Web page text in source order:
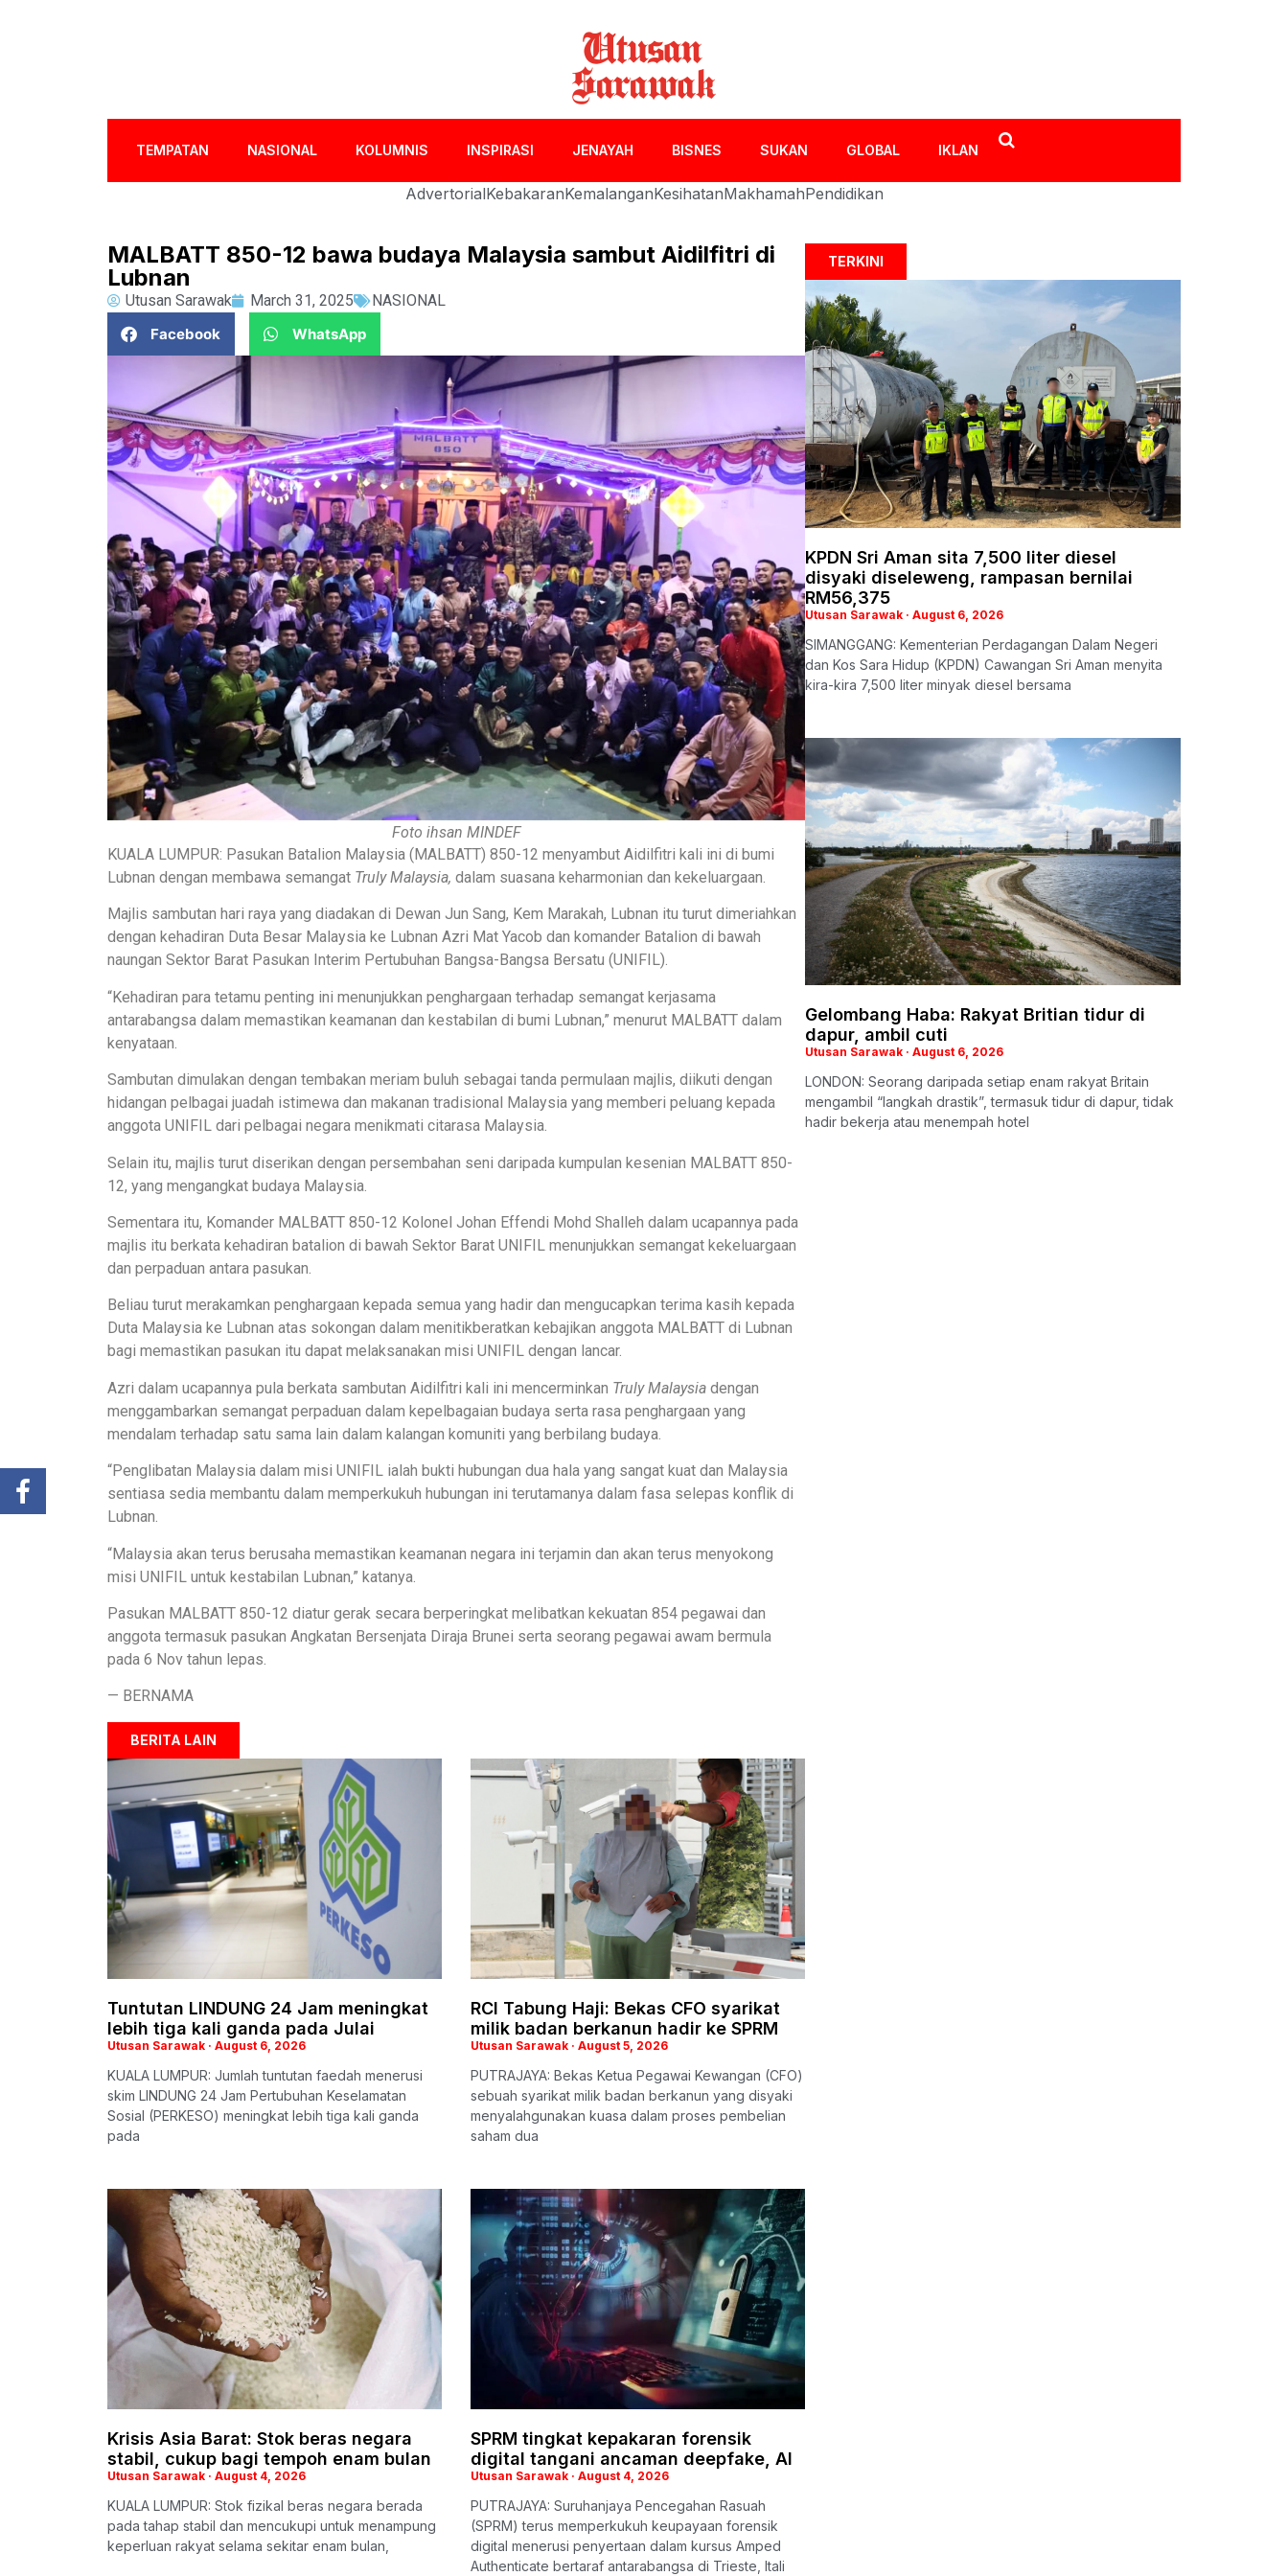
TEMPATAN NASIONAL KOLUMNIS INSPIRASI JENAYAH BISNES SUKAN GLOBAL IKLAN
AdvertorialKebakaranKemalanganKesihatanMakhamahPendidikan
MALBATT 850-12 bawa budaya Malaysia sambut Aidilfitri di
Lubnan
Utusan Sarawak March 31, 2025
NASIONAL
Facebook
WhatsApp
Foto ihsan MINDEF
KUALA LUMPUR: Pasukan Batalion Malaysia (MALBATT) 850-12 menyambut Aidilfitri kali ini di bumi
Lubnan dengan membawa semangat Truly Malaysia, dalam suasana keharmonian dan kekeluargaan.
Majlis sambutan hari raya yang diadakan di Dewan Jun Sang, Kem Marakah, Lubnan itu turut dimeriahkan
dengan kehadiran Duta Besar Malaysia ke Lubnan Azri Mat Yacob dan komander Batalion di bawah
naungan Sektor Barat Pasukan Interim Pertubuhan Bangsa-Bangsa Bersatu (UNIFIL).
“Kehadiran para tetamu penting ini menunjukkan penghargaan terhadap semangat kerjasama
antarabangsa dalam memastikan keamanan dan kestabilan di bumi Lubnan,” menurut MALBATT dalam
kenyataan.
Sambutan dimulakan dengan tembakan meriam buluh sebagai tanda permulaan majlis, diikuti dengan
hidangan pelbagai juadah istimewa dan makanan tradisional Malaysia yang memberi peluang kepada
anggota UNIFIL dari pelbagai negara menikmati citarasa Malaysia.
Selain itu, majlis turut diserikan dengan persembahan seni daripada kumpulan kesenian MALBATT 850-
12, yang mengangkat budaya Malaysia.
Sementara itu, Komander MALBATT 850-12 Kolonel Johan Effendi Mohd Shalleh dalam ucapannya pada
majlis itu berkata kehadiran batalion di bawah Sektor Barat UNIFIL menunjukkan semangat kekeluargaan
dan perpaduan antara pasukan.
Beliau turut merakamkan penghargaan kepada semua yang hadir dan mengucapkan terima kasih kepada
Duta Malaysia ke Lubnan atas sokongan dalam menitikberatkan kebajikan anggota MALBATT di Lubnan
bagi memastikan pasukan itu dapat melaksanakan misi UNIFIL dengan lancar.
Azri dalam ucapannya pula berkata sambutan Aidilfitri kali ini mencerminkan Truly Malaysia dengan
menggambarkan semangat perpaduan dalam kepelbagaian budaya serta rasa penghargaan yang
mendalam terhadap satu sama lain dalam kalangan komuniti yang berbilang budaya.
“Penglibatan Malaysia dalam misi UNIFIL ialah bukti hubungan dua hala yang sangat kuat dan Malaysia
sentiasa sedia membantu dalam memperkukuh hubungan ini terutamanya dalam fasa selepas konflik di
Lubnan.
“Malaysia akan terus berusaha memastikan keamanan negara ini terjamin dan akan terus menyokong
misi UNIFIL untuk kestabilan Lubnan,” katanya.
Pasukan MALBATT 850-12 diatur gerak secara berperingkat melibatkan kekuatan 854 pegawai dan
anggota termasuk pasukan Angkatan Bersenjata Diraja Brunei serta seorang pegawai awam bermula
pada 6 Nov tahun lepas.
— BERNAMA
BERITA LAIN
Tuntutan LINDUNG 24 Jam meningkat
lebih tiga kali ganda pada Julai
Utusan Sarawak August 6, 2026
KUALA LUMPUR: Jumlah tuntutan faedah menerusi
skim LINDUNG 24 Jam Pertubuhan Keselamatan
Sosial (PERKESO) meningkat lebih tiga kali ganda
pada
RCI Tabung Haji: Bekas CFO syarikat
milik badan berkanun hadir ke SPRM
Utusan Sarawak August 5, 2026
PUTRAJAYA: Bekas Ketua Pegawai Kewangan (CFO)
sebuah syarikat milik badan berkanun yang disyaki
menyalahgunakan kuasa dalam proses pembelian
saham dua
Krisis Asia Barat: Stok beras negara
stabil, cukup bagi tempoh enam bulan
Utusan Sarawak August 4, 2026
KUALA LUMPUR: Stok fizikal beras negara berada
pada tahap stabil dan mencukupi untuk menampung
keperluan rakyat selama sekitar enam bulan,
SPRM tingkat kepakaran forensik
digital tangani ancaman deepfake, AI
Utusan Sarawak August 4, 2026
PUTRAJAYA: Suruhanjaya Pencegahan Rasuah
(SPRM) terus memperkukuh keupayaan forensik
digital menerusi penyertaan dalam kursus Amped
Authenticate bertaraf antarabangsa di Trieste, Itali
TERKINI
KPDN Sri Aman sita 7,500 liter diesel
disyaki diseleweng, rampasan bernilai
RM56,375
Utusan Sarawak August 6, 2026
SIMANGGANG: Kementerian Perdagangan Dalam Negeri
dan Kos Sara Hidup (KPDN) Cawangan Sri Aman menyita
kira-kira 7,500 liter minyak diesel bersama
Gelombang Haba: Rakyat Britian tidur di
dapur, ambil cuti
Utusan Sarawak August 6, 2026
LONDON: Seorang daripada setiap enam rakyat Britain
mengambil “langkah drastik”, termasuk tidur di dapur, tidak
hadir bekerja atau menempah hotel